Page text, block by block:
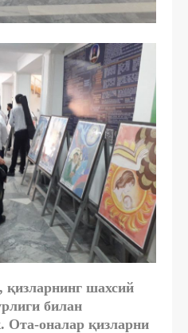
шахсий
билан
Ота-оналар қизларни